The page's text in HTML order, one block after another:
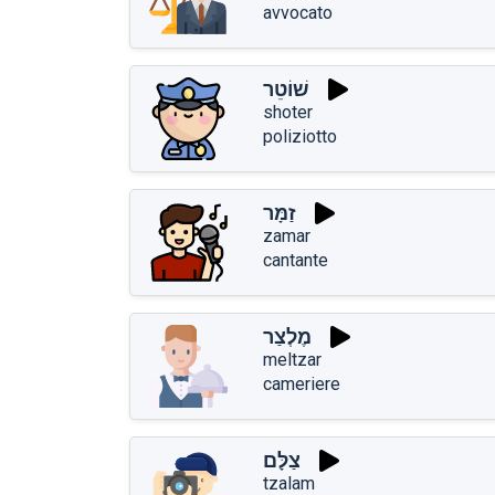
avvocato
שׁוֹטֵר
shoter
poliziotto
זַמָּר
zamar
cantante
מֶלְצַר
meltzar
cameriere
צַלָּם
tzalam